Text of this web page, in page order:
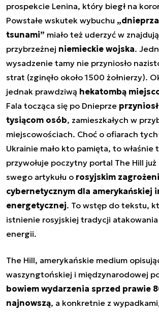
prospekcie Lenina, który biegł na
Powstałe wskutek wybuchu
tsunami” miało też uderzyć w
przybrzeżnej niemieckie wojska.
wysadzenie tamy nie przyniosło
strat (zginęło około 1500 żołnierzy).
jednak prawdziwą hekatombą
Fala tocząca się po Dnieprze
tysiącom osób, zamieszkałych w
miejscowościach. Choć o ofiarach
Ukrainie mało kto pamięta, to właśnie
przywołuje poczytny portal The Hill
swego artykułu o rosyjskim
cybernetycznym dla amerykańskiej
energetycznej. To wstęp do tekstu,
istnienie rosyjskiej tradycji
energii.
The Hill, amerykańskie medium
waszyngtońskiej i międzynarodowej
bowiem wydarzenia sprzed prawie
najnowszą, a konkretnie z